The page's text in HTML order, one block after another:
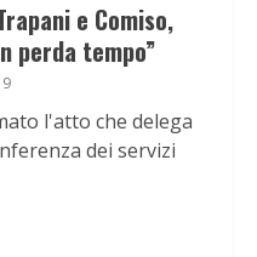
e Comiso,
perda tempo”
l'atto che delega
dei servizi